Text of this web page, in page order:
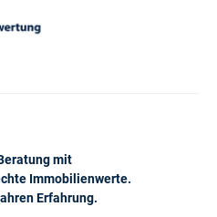
mit
Immobilienwerte.
Erfahrung.